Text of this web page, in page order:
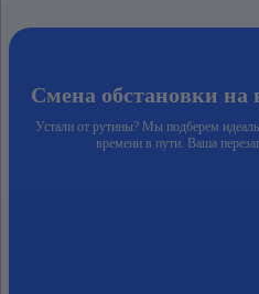
Смена обстановки на
Устали от рутины? Мы подберем
времени в пути. Ваша